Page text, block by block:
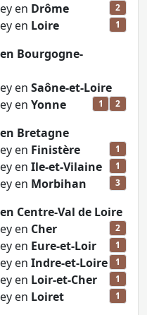
en Drôme 2
en Loire 1
Bourgogne-
en Saône-et-Loire
2
en Yonne 1
Bretagne
en Finistère 1
en Ile-et-Vilaine 1
en Morbihan 3
Centre-Val de Loire
en Cher 2
en Eure-et-Loir 1
en Indre-et-Loire 1
en Loir-et-Cher 1
en Loiret 1